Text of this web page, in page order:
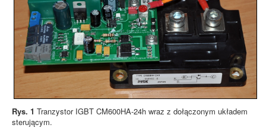
Rys. 1 Tranzystor IGBT CM600HA-24h wraz z dołączonym układem
sterującym.